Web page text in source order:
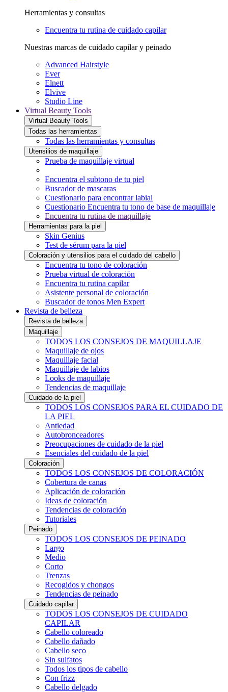
Herramientas y consultas
Encuentra tu rutina de cuidado capilar
Nuestras marcas de cuidado capilar y peinado
Advanced Hairstyle
Ever
Elnett
Elvive
Studio Line
Virtual Beauty Tools
Virtual Beauty Tools
Todas las herramientas
Todas las herramientas y consultas
Utensilios de maquillaje
Prueba de maquillaje virtual
Encuentra el subtono de tu piel
Buscador de mascaras
Cuestionario para encontrar labial
Cuestionario Encuentra tu tono de base de maquillaje
Encuentra tu rutina de maquillaje
Herramientas para la piel
Skin Genius
Test de sérum para la piel
Coloración y utensilios para el cuidado del cabello
Encuentra tu tono de coloración
Prueba virtual de coloración
Encuentra tu rutina capilar
Asistente personal de coloración
Buscador de tonos Men Expert
Revista de belleza
Revista de belleza
Maquillaje
TODOS LOS CONSEJOS DE MAQUILLAJE
Maquillaje de ojos
Maquillaje facial
Maquillaje de labios
Looks de maquillaje
Tendencias de maquillaje
Cuidado de la piel
TODOS LOS CONSEJOS PARA EL CUIDADO DE
LA PIEL
Antiedad
Autobronceadores
Preocupaciones de cuidado de la piel
Esenciales del cuidado de la piel
Coloración
TODOS LOS CONSEJOS DE COLORACIÓN
Cobertura de canas
Aplicación de coloración
Ideas de coloración
Tendencias de coloración
Tutoriales
Peinado
TODOS LOS CONSEJOS DE PEINADO
Largo
Medio
Corto
Trenzas
Recogidos y chongos
Tendencias de peinado
Cuidado capilar
TODOS LOS CONSEJOS DE CUIDADO
CAPILAR
Cabello coloreado
Cabello dañado
Cabello seco
Sin sulfatos
Todos los tipos de cabello
Con frizz
Cabello delgado